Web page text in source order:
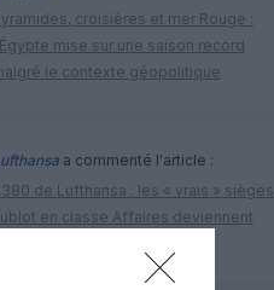
croisières et mer Rouge :
mise sur une saison record
le contexte géopolitique
a commenté l'article :
de Lufthansa : les « vrais » sièges
en classe Affaires deviennent